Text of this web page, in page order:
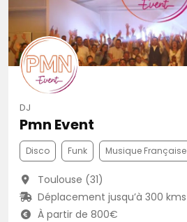
DJ
Pmn Event
Disco Funk Musique Française
Toulouse (31)
Déplacement jusqu’à 300 kms
À partir de 800€